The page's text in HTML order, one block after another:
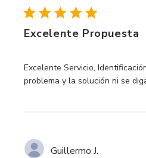
Excelente Propuesta
Excelente Servicio,
problema y la solución ni se
read more about review
Guillermo J.